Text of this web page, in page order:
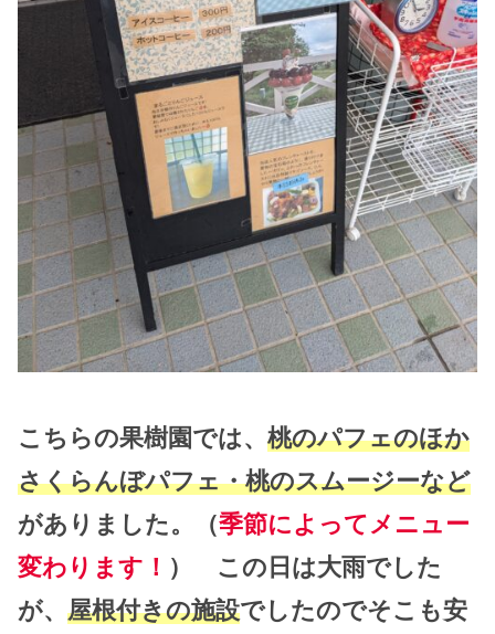
こちらの果樹園では、 桃のパフェのほか
さくらんぼパフェ・桃のスムージーなど
がありました。（季節によってメニュー
変わります！ ） この日は大雨でした
が、 屋根付きの施設でしたのでそこも安